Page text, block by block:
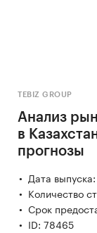
TEBIZ GROUP
Анализ
в
прогнозы
Дата
Количество
Срок
ID: 78465